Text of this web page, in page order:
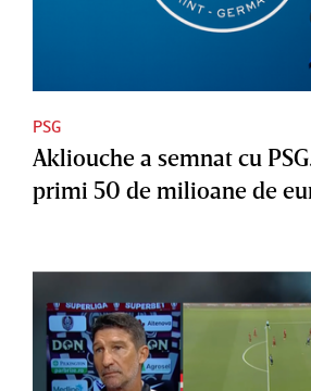
PSG
Akliouche a semnat cu
primi 50 de milioane de